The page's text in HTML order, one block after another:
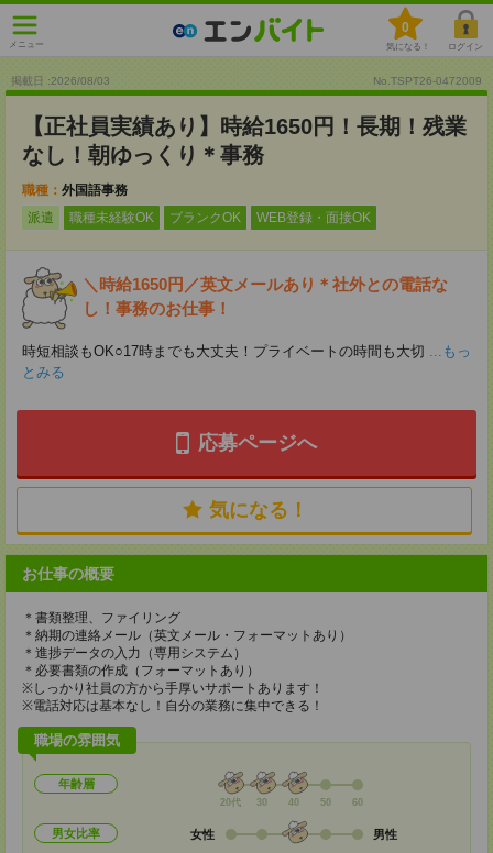
メニュー
0
気になる！ ログイン
掲載日 :2026/08/03 No.TSPT26-0472009
【正社員実績あり】時給1650円！長期！残業
なし！朝ゆっくり＊事務
職種： 外国語事務
派遣
職種未経験OK ブランクOK WEB登録・面接OK
＼時給1650円／英文メールあり＊社外との電話な
し！事務のお仕事！
時短相談もOK○17時までも大丈夫！プライベートの時間も大切 ...もっ
とみる
応募ページへ
気になる！
お仕事の概要
＊書類整理、ファイリング
＊納期の連絡メール（英文メール・フォーマットあり）
＊進捗データの入力（専用システム）
＊必要書類の作成（フォーマットあり）
※しっかり社員の方から手厚いサポートあります！
※電話対応は基本なし！自分の業務に集中できる！
職場の雰囲気
年齢層
20代 30 40 50 60
男女比率 女性 男性